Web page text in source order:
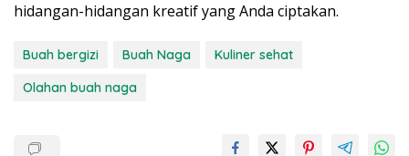
hidangan-hidangan kreatif yang Anda ciptakan.
Buah bergizi Buah Naga
Kuliner sehat
Olahan buah naga